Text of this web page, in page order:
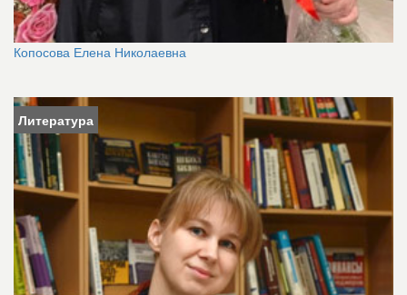
Копосова Елена Николаевна
Литература